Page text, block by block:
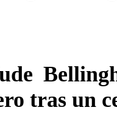
tras un